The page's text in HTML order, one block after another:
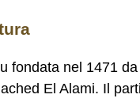
fondata nel 1471
El Alami. Il